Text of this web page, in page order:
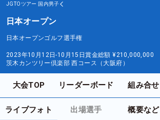
JGTOツアー 国内男子
日本オープン
日本オープンゴルフ選手権
2023年10月12日-10月15日賞金総額 ¥210,000,000
茨木カンツリー倶楽部 西コース（大阪府）
大会TOP リーダーボード 組み合せ
ライブフォト 出場選手 概要など